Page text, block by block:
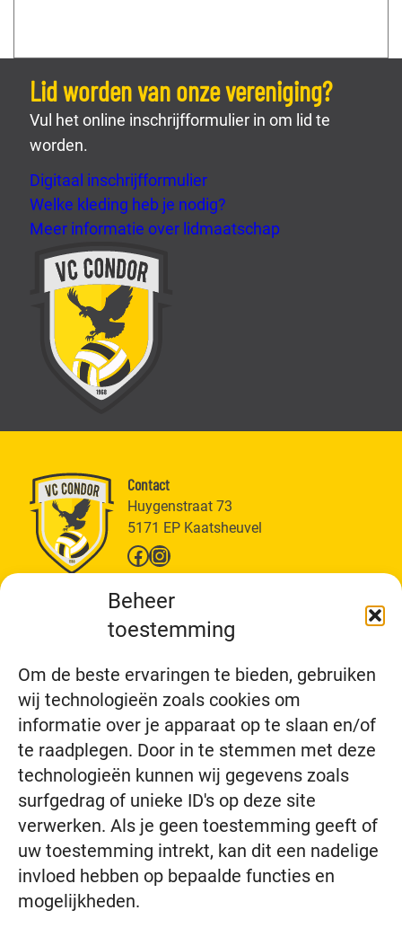
Beheer
toestemming
Om de beste ervaringen te bieden, gebruiken
wij technologieën zoals cookies om
informatie over je apparaat op te slaan en/of
te raadplegen. Door in te stemmen met deze
technologieën kunnen wij gegevens zoals
surfgedrag of unieke ID's op deze site
verwerken. Als je geen toestemming geeft of
uw toestemming intrekt, kan dit een nadelige
invloed hebben op bepaalde functies en
mogelijkheden.
Lid worden van onze vereniging?
Vul het online inschrijfformulier in om lid te
worden.
Digitaal inschrijfformulier
Welke kleding heb je nodig?
Meer informatie over lidmaatschap
Contact
Huygenstraat 73
5171 EP Kaatsheuvel
Facebook Instagram
Wij zijn VC Condor
Meehelpen
Teams
Alle teams
Jeugd
Recreanten
Senioren
Bedrijfscompetitie
Aanbod
Alle aanbod
Proefles
Training
Competitie
Bedrijfscompetitie
Formulieren
Inschrijfformulier